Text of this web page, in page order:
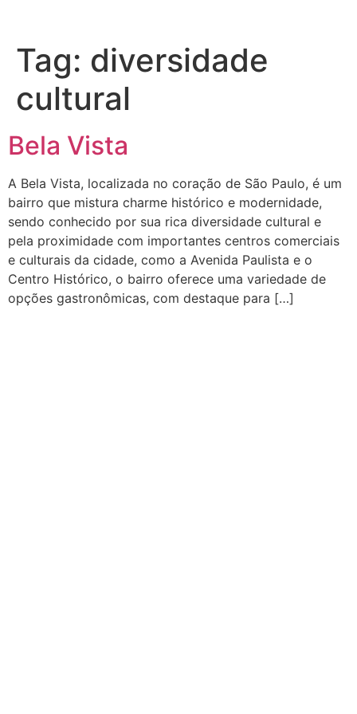
Tag: diversidade
cultural
Bela Vista
A Bela Vista, localizada no coração de São Paulo, é um
bairro que mistura charme histórico e modernidade,
sendo conhecido por sua rica diversidade cultural e
pela proximidade com importantes centros comerciais
e culturais da cidade, como a Avenida Paulista e o
Centro Histórico, o bairro oferece uma variedade de
opções gastronômicas, com destaque para […]